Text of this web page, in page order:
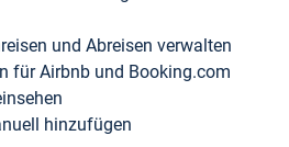
und Abreisen verwalten
für Airbnb und Booking.com
hinzufügen